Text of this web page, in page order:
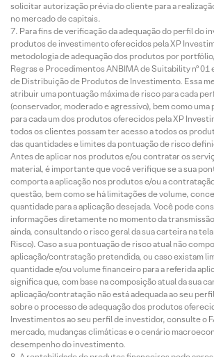
solicitar autorização prévia do cliente para a
no mercado de capitais.
Para fins de verificação da adequação do perfil do
produtos de investimento oferecidos pela XP
metodologia de adequação dos produtos por
Regras e Procedimentos ANBIMA de Suitability nº 01
de Distribuição de Produtos de Investimento. Essa
atribuir uma pontuação máxima de risco para cada
(conservador, moderado e agressivo), bem como
para cada um dos produtos oferecidos pela XP
todos os clientes possam ter acesso a todos os
das quantidades e limites da pontuação de risco
Antes de aplicar nos produtos e/ou contratar os
material, é importante que você verifique se a sua
comporta a aplicação nos produtos e/ou a
questão, bem como se há limitações de volume,
quantidade para a aplicação desejada. Você pode
informações diretamente no momento da
ainda, consultando o risco geral da sua carteira na
Risco). Caso a sua pontuação de risco atual não
aplicação/contratação pretendida, ou caso existam
quantidade e/ou volume financeiro para a referida
significa que, com base na composição atual da sua
aplicação/contratação não está adequada ao seu
sobre o processo de adequação dos produtos
Investimentos ao seu perfil de investidor, consulte o
mercado, mudanças climáticas e o cenário
desempenho do investimento.